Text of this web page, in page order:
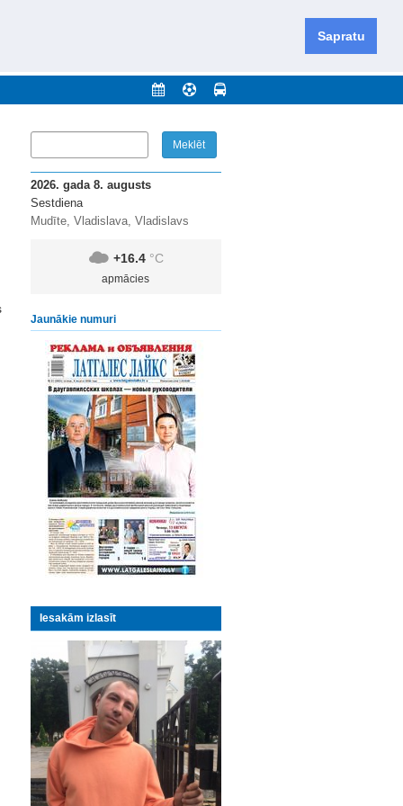
Sapratu
novadu un apkārtējos novadus un pilsētas.
2026. gada 8. augusts
Sestdiena
Mudīte, Vladislava, Vladislavs
+16.4 °C
apmācies
Jaunākie numuri
Iesakām izlasīt